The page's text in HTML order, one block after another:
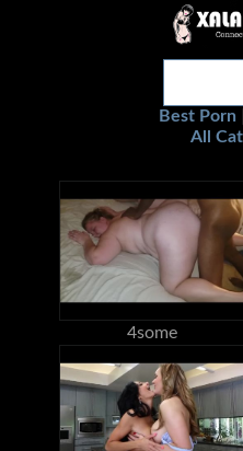
Best Porn
All
4some